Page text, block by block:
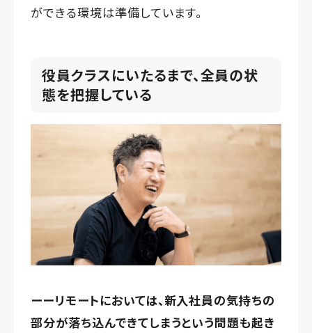
ができる環境は準備しています。
役員クラスにいたるまで、全員の状
態を把握している
ーーリモートにおいては、新入社員の気持ちの
部分が落ち込んできてしまうという問題も起き